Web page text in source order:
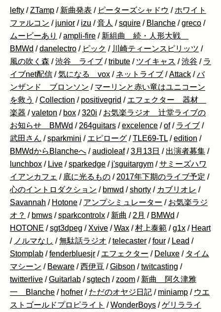
lefty /ZTamp / 新曲発表 / ピーターズシャドウ /ホワイト
ファルコン / junior / izu /音人 /squire / Blanche /greco /
ムービーあり /ampli-fire / 新組曲 続・人形大戦
BMWd /danelectro / ピック / 川崎ティーンスピリッツ /
風の吹く森 /渋谷 ライブ /tribute / ツイキャス /渋谷 / ラ
イブnet配信 /気になる vox / ネットライブ /Attack /バ
ンザンド ブロンソン / マーリンと赤い竜はユニコーン
を救う /Collection / positivegrid / エフェクター 器材
楽器 /valeton / box /320i / お気楽ラジオ 辻堂ライブの
お知らせ BMWd /264guitars /excelence /of / ライブ /
武田さん /sparkmini / エピローグ /TLE69-TL /edition /
BMWdからBlancheへ /audioleaf /3月13日 / 出演者募集 /
lunchbox / Live /sparkedge / j'sguitargym /サミーズハワ
イアンカフェ / 底に光るもの /2017年下期のライブ予定 /
心のイントロダクション / bmwd /shorty / カブリオレ /
Savannah / Hotone / アンプシミュレーター / お気楽ラジ
オ？ / bmws /sparkcontrolx / 新曲 /2月 / BMWd /
HOTONE /sgt3dpeg /Xvive /Wax /村上泰範 /g1x / Heart
/ ノルマなし /無駄話ラジオ /telecaster /four / Lead /
Stomplab /fenderbluesjr / エフェクター / Deluxe / タイム
マシーン / Beware / 西伊豆 /Gibson /twitcasting /
twitterlive /Guitarlab /sgtech /zoom / 新曲 阿久津雅
一 Blanche / hofner / ただのオヤジ日記 / miniamp / ウエ
ストゴールドプロピライト /WonderBoys /ゲリラライ